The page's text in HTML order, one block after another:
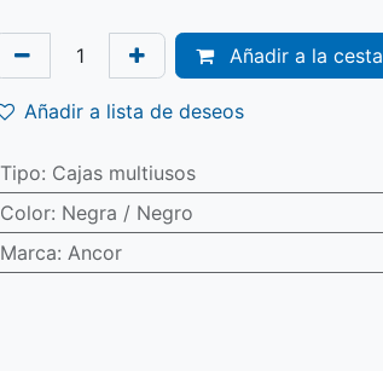
Añadir a la cesta
Añadir a lista de deseos
Tipo: Cajas multiusos
Color: Negra / Negro
Marca: Ancor